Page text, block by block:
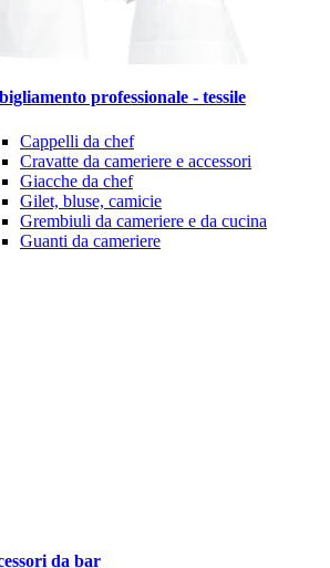
professionale - tessile
Cappelli da chef
Cravatte da cameriere e accessori
Giacche da chef
Gilet, bluse, camicie
Grembiuli da cameriere e da cucina
Guanti da cameriere
da bar